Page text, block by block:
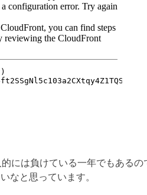
には負けている一年でもある
なと思っています。